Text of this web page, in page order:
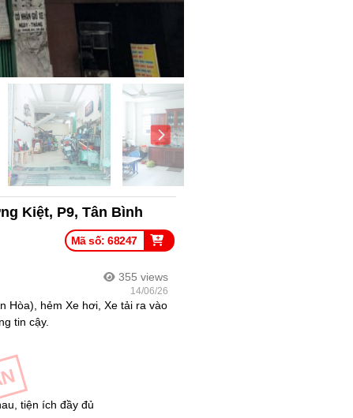
Kiệt, P9, Tân Bình
Mã số: 68247
355 views
14/06/26
Hòa), hẻm Xe hơi, Xe tải ra vào
tin cậy.
tiện ích đầy đủ